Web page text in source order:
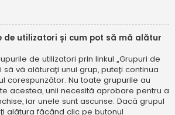
de utilizatori și cum pot să mă alătur
de utilizatori prin linkul „Grupuri de
să vă alăturați unui grup, puteți continua
corespunzător. Nu toate grupurile au
acestea, unii necesită aprobare pentru a
iar unele sunt ascunse. Dacă grupul
alătura făcând clic pe butonul